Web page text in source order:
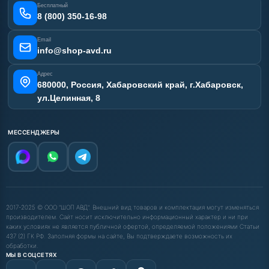
Карта сайта
Бесплатный
8 (800) 350-16-98
Email
info@shop-avd.ru
Адрес
680000, Россия, Хабаровский край, г.Хабаровск,
ул.Целинная, 8
МЕССЕНДЖЕРЫ
2017-2025 © ООО "ШОП АВД". Внешний вид товаров и комплектация могут изменяться
производителем. Сайт носит исключительно информационный характер и ни при
каких условиях не является публичной офертой, определяемой положениями Статьи
437 (2) ГК РФ. Заполняя формы на сайте, Вы подтверждаете возможность их
обработки.
МЫ В СОЦСЕТЯХ